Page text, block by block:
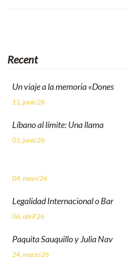
Recent
Un viaje a la memoria «Dones
11, junio'26
Líbano al límite: Una llama
01, junio'26
04, mayo'26
Legalidad Internacional o Bar
06, abril'26
Paquita Sauquillo y Julia Nav
24, marzo'26